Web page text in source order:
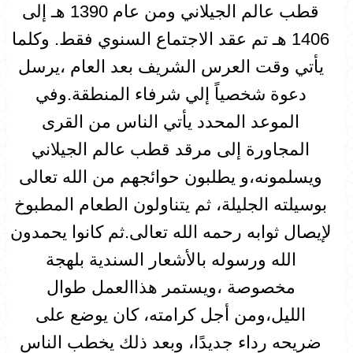
قطب عالم الجيلاني ومن عام 1390 هـ إلى
1406 هـ تم عقد الاجتماع السنوي فقط. وكلما
يأتي وقت العرس الشريف بعد العام ،يرسل
دعوة شخصياً إلي شرفاء المنطقة.وفي
الموعد المحدد يأتي الناس من القرى
المجاورة إلى مرقد قطب عالم الجيلاني
ويسلمونه،و يطلبون حوائجهم من الله تعالى
بوسيلته الجليلة، ثم يتناولون الطعام المطبوخ
لإيصال ثوابه رحمه الله تعالى.ثم كانوا يحمدون
الله ورسوله بالأشعار السندية بلهجة
مخصوصة ،ويستمر هذاالعمل طوال
الليل،ومن أجل كرامته، كان يوضع على
ضريحه رداء جديدًا، وبعد ذلك يخطب الناس